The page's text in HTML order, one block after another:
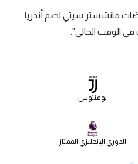
مانشستر سيتي لضم أندريا
الوقت الحالي".
يوفنتوس
الدوري الإنجليزي الممتاز